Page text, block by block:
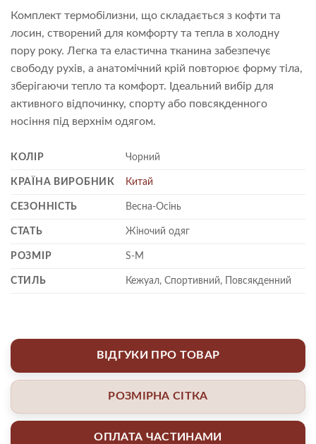
Комплект термобілизни, що складається з кофти та
лосин, створений для комфорту та тепла в холодну
пору року. Легка та еластична тканина забезпечує
свободу рухів, а анатомічний крій повторює форму тіла,
зберігаючи тепло та комфорт. Ідеальний вибір для
активного відпочинку, спорту або повсякденного
носіння під верхнім одягом.
КОЛІР Чорний
КРАЇНА ВИРОБНИК Китай
СЕЗОННІСТЬ Весна-Осінь
СТАТЬ Жіночий одяг
РОЗМІР S-M
СТИЛЬ Кежуал, Спортивний, Повсякденний
ВІДГУКИ ПРО ТОВАР
РОЗМІРНА СІТКА
ОПЛАТА ЧАСТИНАМИ